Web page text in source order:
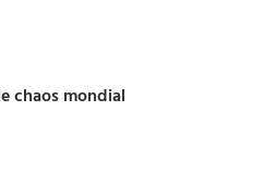
chaos mondial